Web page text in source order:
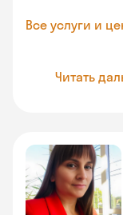
Все услуги и
Читать